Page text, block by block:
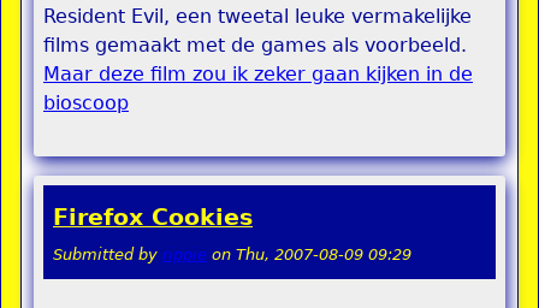
Resident Evil, een tweetal leuke vermakelijke
films gemaakt met de games als voorbeeld.
Maar deze film zou ik zeker gaan kijken in de
bioscoop
Firefox Cookies
Submitted by rippie on Thu, 2007-08-09 09:29